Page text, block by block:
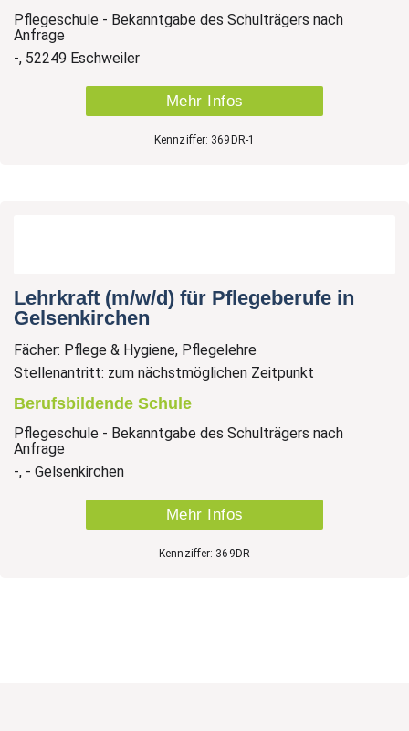
Pflegeschule - Bekanntgabe des Schulträgers nach
Anfrage
-, 52249 Eschweiler
Mehr Infos
Kennziffer: 369DR-1
Lehrkraft (m/w/d) für Pflegeberufe in
Gelsenkirchen
Fächer: Pflege & Hygiene, Pflegelehre
Stellenantritt: zum nächstmöglichen Zeitpunkt
Berufsbildende Schule
Pflegeschule - Bekanntgabe des Schulträgers nach
Anfrage
-, - Gelsenkirchen
Mehr Infos
Kennziffer: 369DR